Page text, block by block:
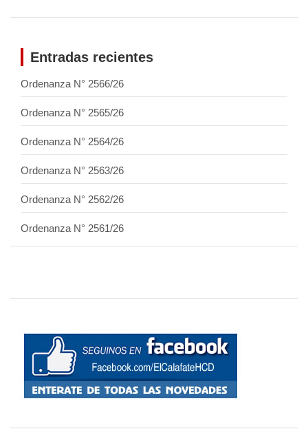
Entradas recientes
Ordenanza N° 2566/26
Ordenanza N° 2565/26
Ordenanza N° 2564/26
Ordenanza N° 2563/26
Ordenanza N° 2562/26
Ordenanza N° 2561/26